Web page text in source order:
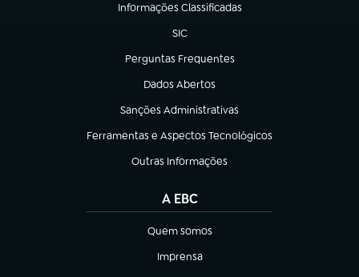
Informações Classificadas
(abre em nova aba)
SIC
(abre em nova aba)
Perguntas Frequentes
(abre em nova aba)
Dados Abertos
(abre em nova aba)
Sanções Administrativas
(abre em nova aba)
Ferramentas e Aspectos Tecnológicos
(abre em nova aba)
Outras Informações
(abre em nova aba)
A EBC
Quem somos
(abre em nova aba)
Imprensa
(abre em nova aba)